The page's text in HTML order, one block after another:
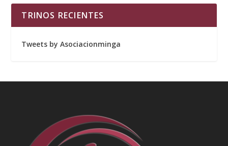
TRINOS RECIENTES
Tweets by Asociacionminga